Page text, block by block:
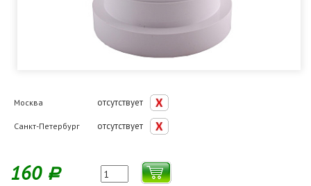
Москва отсутствует
Санкт-Петербург отсутствует
160 Р